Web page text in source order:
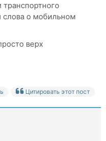
транспортного
слова о мобильном
верх
Цитировать этот пост